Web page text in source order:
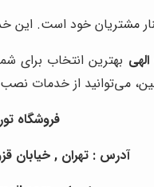
مشتریان خود است.
بهترین انتخاب برای
می‌توانید از خدمات
فروشگاه
آدرس : تهران , خیابان